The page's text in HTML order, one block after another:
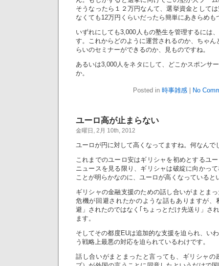
そうなったら１２万円なんて、選挙資金として
なくても12万円くらいだったら簡単にあきらめも
いずれにしても3,000人もの塾生を管理するには
す。これからどのように運営されるのか、ちゃん
らいのセミナーができるのか、見ものですね。
あるいは3,000人をネタにして、どこかスポンサ
か。
Posted in 時事雑感 No
ユーロ高が止まらない
金曜日, 2月 10th, 2012
ユーロが円に対して高くなってますね。何なんで
これまでのユーロ安はギリシャを初めとするユ
ニュースを見る限り、ギリシャは破綻に向かっ
ことが明らかなのに、ユーロが高くなっていると
ギリシャの金融支援のための話し合いがまとま
危機が回避されたかのような話もありますが、
避」されたのではなく｢ちょっとだけ先送り」さ
ます。
そしてその都度EUは追加的な支援を迫られ、い
う戦略上最悪の対応を迫られているわけです。
話し合いがまとまったと言っても、ギリシャの